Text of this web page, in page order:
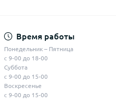
Время работы
Понедельник – Пятница
с 9-00 до 18-00
Суббота
с 9-00 до 15-00
Воскресенье
с 9-00 до 15-00